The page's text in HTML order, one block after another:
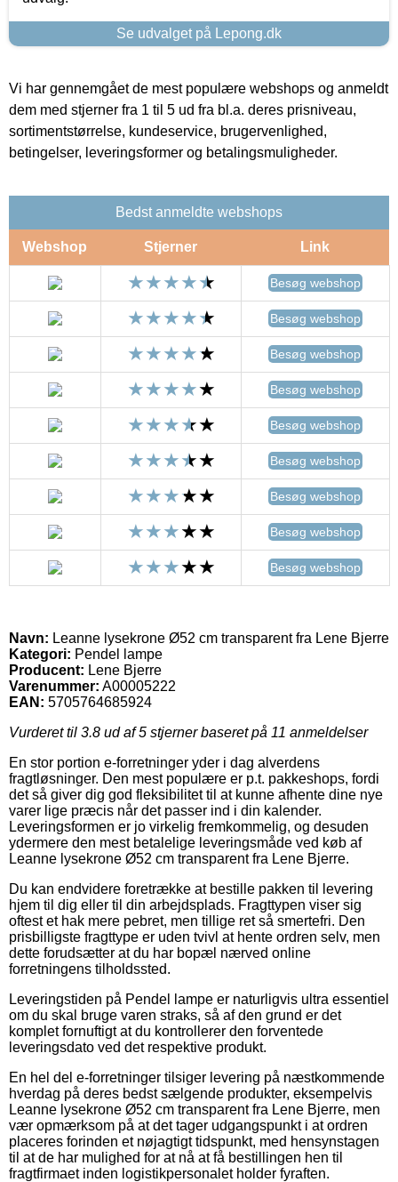
Se udvalget på Lepong.dk
Vi har gennemgået de mest populære webshops og anmeldt
dem med stjerner fra 1 til 5 ud fra bl.a. deres prisniveau,
sortimentstørrelse, kundeservice, brugervenlighed,
betingelser, leveringsformer og betalingsmuligheder.
Bedst anmeldte webshops
Webshop Stjerner Link
Besøg webshop
Besøg webshop
Besøg webshop
Besøg webshop
Besøg webshop
Besøg webshop
Besøg webshop
Besøg webshop
Besøg webshop
Navn: Leanne lysekrone Ø52 cm transparent fra Lene Bjerre
Kategori: Pendel lampe
Producent: Lene Bjerre
Varenummer: A00005222
EAN: 5705764685924
Vurderet til 3.8 ud af 5 stjerner baseret på 11 anmeldelser
En stor portion e-forretninger yder i dag alverdens
fragtløsninger. Den mest populære er p.t. pakkeshops, fordi
det så giver dig god fleksibilitet til at kunne afhente dine nye
varer lige præcis når det passer ind i din kalender.
Leveringsformen er jo virkelig fremkommelig, og desuden
ydermere den mest betalelige leveringsmåde ved køb af
Leanne lysekrone Ø52 cm transparent fra Lene Bjerre.
Du kan endvidere foretrække at bestille pakken til levering
hjem til dig eller til din arbejdsplads. Fragttypen viser sig
oftest et hak mere pebret, men tillige ret så smertefri. Den
prisbilligste fragttype er uden tvivl at hente ordren selv, men
dette forudsætter at du har bopæl nærved online
forretningens tilholdssted.
Leveringstiden på Pendel lampe er naturligvis ultra essentiel
om du skal bruge varen straks, så af den grund er det
komplet fornuftigt at du kontrollerer den forventede
leveringsdato ved det respektive produkt.
En hel del e-forretninger tilsiger levering på næstkommende
hverdag på deres bedst sælgende produkter, eksempelvis
Leanne lysekrone Ø52 cm transparent fra Lene Bjerre, men
vær opmærksom på at det tager udgangspunkt i at ordren
placeres forinden et nøjagtigt tidspunkt, med hensynstagen
til at de har mulighed for at nå at få bestillingen hen til
fragtfirmaet inden logistikpersonalet holder fyraften.